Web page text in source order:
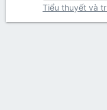
Tiểu thuyết và